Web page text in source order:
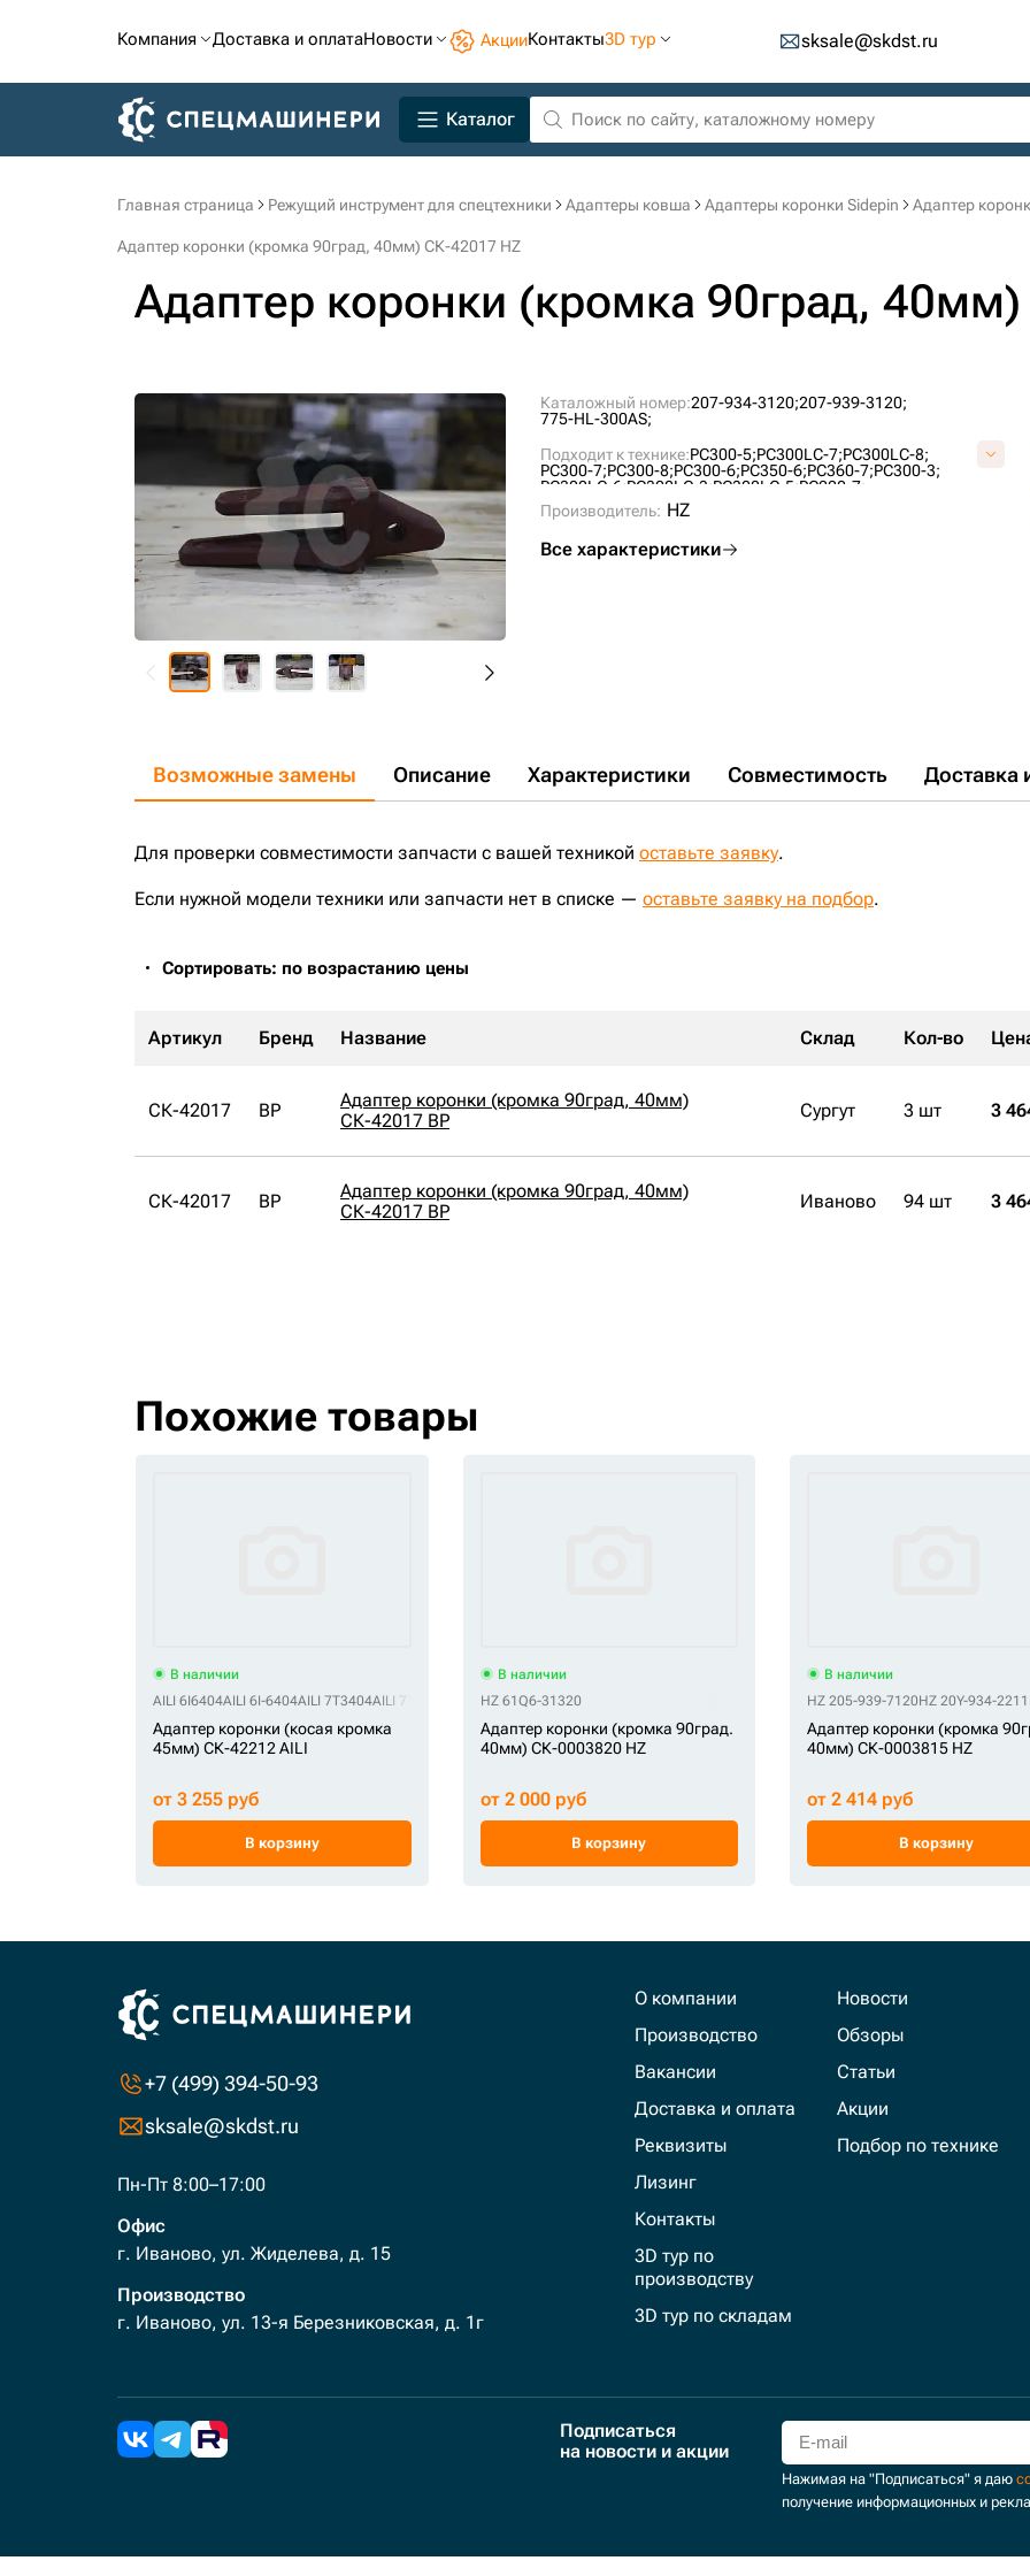
Компания Доставка и оплатаНовости АкцииКонтакты3D тур sksale@skdst.ru
Каталог
Главная страница Режущий инструмент для спецтехники Адаптеры ковша Адаптеры коронки Sidepin Адаптер
Адаптер коронки (кромка 90град, 40мм) СК-42017 HZ
Адаптер коронки (кромка 90град, 40мм)
Каталожный номер:207-934-3120;207-939-3120;
775-HL-300AS;
Подходит к технике:PC300-5;PC300LC-7;PC300LC-8;
PC300-7;PC300-8;PC300-6;PC350-6;PC360-7;PC300-3;
PC300LC-6;PC300LC-3;PC300LC-5;PC220-7;
Производитель: HZ
Все характеристики
Возможные замены Описание Характеристики Совместимость Доставка
Для проверки совместимости запчасти с вашей техникой оставьте заявку.
Если нужной модели техники или запчасти нет в списке — оставьте заявку на подбор.
Сортировать: по возрастанию цены
Артикул Бренд Название Склад Кол-во
СК-42017 BP
Адаптер коронки (кромка 90град, 40мм)
СК-42017 BP
Сургут 3 шт 3
СК-42017 BP
Адаптер коронки (кромка 90град, 40мм)
СК-42017 BP
Иваново 94 шт 3
Похожие товары
В наличии
AILI 6I6404AILI 6I-6404AILI 7T3404AILI 7T-3404 AILI J400AILI LC400HD-45
Адаптер коронки (косая кромка
45мм) СК-42212 AILI
от 3 255 руб
В корзину
В наличии
HZ 61Q6-31320
Адаптер коронки (кромка 90град.
40мм) СК-0003820 HZ
от 2 000 руб
В корзину
В наличии
HZ 205-939-7120HZ 20Y-934-2211
Адаптер коронки (кромка
40мм) СК-0003815 HZ
от 2 414 руб
В корзину
+7 (499) 394-50-93
sksale@skdst.ru
Пн-Пт 8:00–17:00
Офис
г. Иваново, ул. Жиделева, д. 15
Производство
г. Иваново, ул. 13-я Березниковская, д. 1г
О компании
Производство
Вакансии
Доставка и оплата
Реквизиты
Лизинг
Контакты
3D тур по
производству
3D тур по складам
Новости
Обзоры
Статьи
Акции
Подбор по технике
Подписаться
на новости и акции
Нажимая на "Подписаться" я даю
получение информационных и